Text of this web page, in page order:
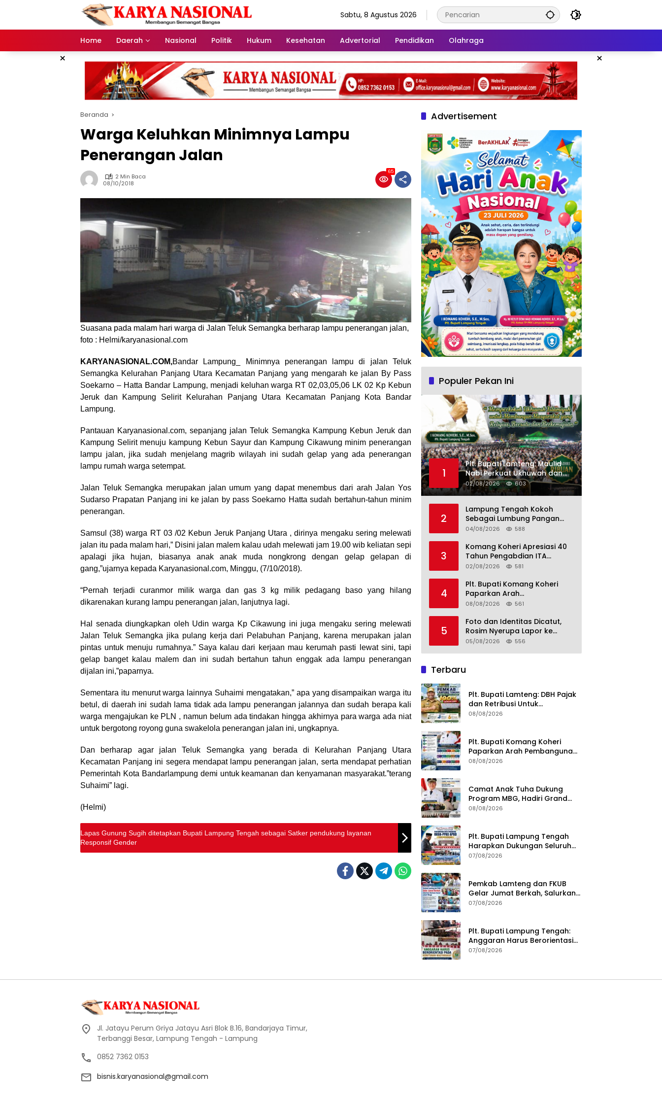
Sabtu, 8 Agustus 2026
Home Daerah Nasional Politik Hukum Kesehatan Advertorial Pendidikan Olahraga
× ×
Beranda
Warga Keluhkan Minimnya Lampu
Penerangan Jalan
2 Min Baca
08/10/2018
65
Suasana pada malam hari warga di Jalan Teluk Semangka berharap lampu penerangan jalan,
foto : Helmi/karyanasional.com
KARYANASIONAL.COM,Bandar Lampung_ Minimnya penerangan lampu di jalan Teluk
Semangka Kelurahan Panjang Utara Kecamatan Panjang yang mengarah ke jalan By Pass
Soekarno – Hatta Bandar Lampung, menjadi keluhan warga RT 02,03,05,06 LK 02 Kp Kebun
Jeruk dan Kampung Selirit Kelurahan Panjang Utara Kecamatan Panjang Kota Bandar
Lampung.
Pantauan Karyanasional.com, sepanjang jalan Teluk Semangka Kampung Kebun Jeruk dan
Kampung Selirit menuju kampung Kebun Sayur dan Kampung Cikawung minim penerangan
lampu jalan, jika sudah menjelang magrib wilayah ini sudah gelap yang ada penerangan
lampu rumah warga setempat.
Jalan Teluk Semangka merupakan jalan umum yang dapat menembus dari arah Jalan Yos
Sudarso Prapatan Panjang ini ke jalan by pass Soekarno Hatta sudah bertahun-tahun minim
penerangan.
Samsul (38) warga RT 03 /02 Kebun Jeruk Panjang Utara , dirinya mengaku sering melewati
jalan itu pada malam hari,” Disini jalan malem kalau udah melewati jam 19.00 wib keliatan sepi
apalagi jika hujan, biasanya anak anak muda nongkrong dengan gelap gelapan di
gang,”ujarnya kepada Karyanasional.com, Minggu, (7/10/2018).
“Pernah terjadi curanmor milik warga dan gas 3 kg milik pedagang baso yang hilang
dikarenakan kurang lampu penerangan jalan, lanjutnya lagi.
Hal senada diungkapkan oleh Udin warga Kp Cikawung ini juga mengaku sering melewati
Jalan Teluk Semangka jika pulang kerja dari Pelabuhan Panjang, karena merupakan jalan
pintas untuk menuju rumahnya.” Saya kalau dari kerjaan mau kerumah pasti lewat sini, tapi
gelap banget kalau malem dan ini sudah bertahun tahun enggak ada lampu penerangan
dijalan ini,”paparnya.
Sementara itu menurut warga lainnya Suhaimi mengatakan,” apa yang disampaikan warga itu
betul, di daerah ini sudah lama tidak ada lampu penerangan jalannya dan sudah berapa kali
warga mengajukan ke PLN , namun belum ada tindakan hingga akhirnya para warga ada niat
untuk bergotong royong guna swakelola penerangan jalan ini, ungkapnya.
Dan berharap agar jalan Teluk Semangka yang berada di Kelurahan Panjang Utara
Kecamatan Panjang ini segera mendapat lampu penerangan jalan, serta mendapat perhatian
Pemerintah Kota Bandarlampung demi untuk keamanan dan kenyamanan masyarakat.”terang
Suhaimi” lagi.
(Helmi)
Lapas Gunung Sugih ditetapkan Bupati Lampung Tengah sebagai Satker pendukung layanan
Responsif Gender
Advertisement
Populer Pekan Ini
1
Plt. Bupati Lamteng: Maulid
Nabi Perkuat Ukhuwah dan
Jaga Kerukunan Umat
02/08/2026 603
2
Lampung Tengah Kokoh
Sebagai Lumbung Pangan
dan Kekuatan Perkebunan
Kemandirian Pangan adalah
Fondasi Menuju Indonesia
Emas 2045
04/08/2026 588
3
Komang Koheri Apresiasi 40
Tahun Pengabdian ITA
Optical Group untuk
Lamteng
02/08/2026 581
4
Plt. Bupati Komang Koheri
Paparkan Arah
Pembangunan Lampung
Ekonomi, Infrastruktur dan
Kesejahteraan
08/08/2026 561
5
Foto dan Identitas Dicatut,
Rosim Nyerupa Lapor ke
Polres Lampung Tengah
05/08/2026 556
Terbaru
Plt. Bupati Lamteng: DBH Pajak
dan Retribusi Untuk
Pembangunan Kampung
08/08/2026
Plt. Bupati Komang Koheri
Paparkan Arah Pembangunan
Lampung Tengah, Fokus pada
08/08/2026
Camat Anak Tuha Dukung
Program MBG, Hadiri Grand
Opening Dapur SPPG Negara Aji
08/08/2026
Plt. Bupati Lampung Tengah
Harapkan Dukungan Seluruh
Pimpinan DPRD Bahas RKUA-
07/08/2026
Pemkab Lamteng dan FKUB
Gelar Jumat Berkah, Salurkan
Bantuan Sosial untuk Warga
07/08/2026
Plt. Bupati Lampung Tengah:
Anggaran Harus Berorientasi
pada Kebutuhan Masyarakat
07/08/2026
Jl. Jatayu Perum Griya Jatayu Asri Blok B.16, Bandarjaya Timur,
Terbanggi Besar, Lampung Tengah - Lampung
0852 7362 0153
bisnis.karyanasional@gmail.com